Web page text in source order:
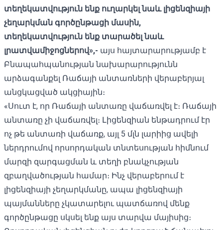
տեղեկատվություն ենք ուղարկել նաև լիցենզիայի
չեղարկման գործընթացի մասին,
տեղեկատվություն ենք տարածել նաև
լրատվամիջոցներով»,- այս հայտարարությամբ է
Բնապահպանության նախարարությունն
արձագանքել Ռաճայի անտառների վերաբերյալ
անցկացված ակցիային։
«Սուտ է, որ Ռաճայի անտառը վաճառվել է։ Ռաճայի
անտառը չի վաճառվել։ Լիցենզիան ենթադրում էր
ոչ թե անտառի վաճառք, այլ 5 մլն լարիից ավելի
ներդրումով որսորդական տնտեսության հիմնում
մարզի զարգացման և տեղի բնակչության
զբաղվածության համար։ Ինչ վերաբերում է
լիցենզիայի չեղարկմանը, ապա լիցենզիայի
պայմանները չկատարելու պատճառով մենք
գործընթացը սկսել ենք այս տարվա մայիսից։